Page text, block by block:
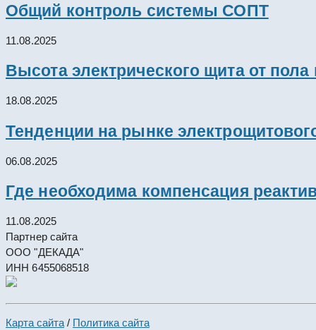
Общий контроль системы СОПТ
11.08.2025
Высота электрического щита от
18.08.2025
Тенденции на рынке
06.08.2025
Где необходима компенсация
11.08.2025
Партнер сайта
ООО "ДЕКАДА"
ИНН 6455068518
Карта сайта / Политика сайта